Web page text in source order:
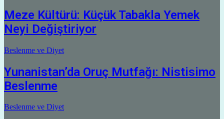
Meze Kültürü: Küçük Tabakla Yemek
Neyi Değiştiriyor
Beslenme ve Diyet
Yunanistan’da Oruç Mutfağı: Nistisimo
Beslenme
Beslenme ve Diyet